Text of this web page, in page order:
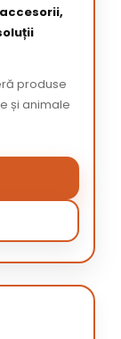
produse
și animale